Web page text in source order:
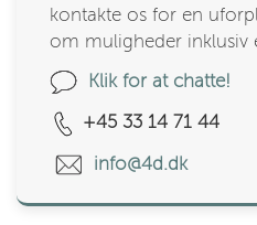
kontakte os for en
om muligheder inklusiv
Klik for at chatte!
+45 33 14 71 44
info@4d.dk